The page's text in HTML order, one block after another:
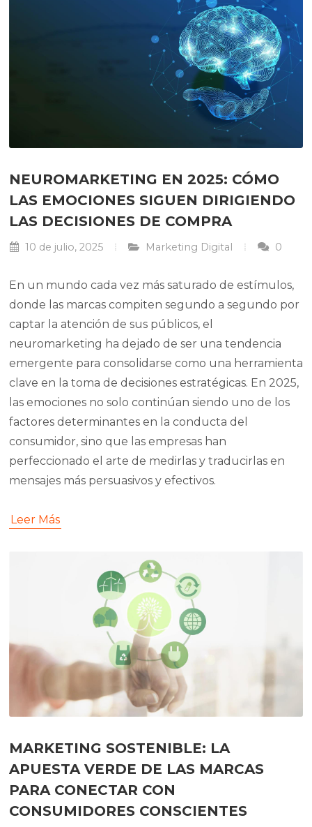
NEUROMARKETING EN 2025: CÓMO
LAS EMOCIONES SIGUEN DIRIGIENDO
LAS DECISIONES DE COMPRA
10 de julio, 2025 Marketing Digital 0
En un mundo cada vez más saturado de estímulos,
donde las marcas compiten segundo a segundo por
captar la atención de sus públicos, el
neuromarketing ha dejado de ser una tendencia
emergente para consolidarse como una herramienta
clave en la toma de decisiones estratégicas. En 2025,
las emociones no solo continúan siendo uno de los
factores determinantes en la conducta del
consumidor, sino que las empresas han
perfeccionado el arte de medirlas y traducirlas en
mensajes más persuasivos y efectivos.
Leer Más
MARKETING SOSTENIBLE: LA
APUESTA VERDE DE LAS MARCAS
PARA CONECTAR CON
CONSUMIDORES CONSCIENTES